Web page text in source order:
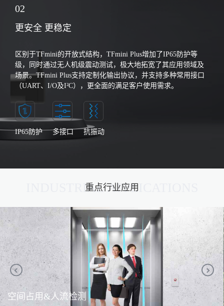
02
更安全 更稳定
区别于TFmini的开放式结构，TFmini Plus增加了IP65防护等
级，同时通过无人机级震动测试，极大地拓宽了其应用领域及
场景。TFmini Plus支持定制化输出协议，并支持多种常用接口
（UART、I/O及I²C），更全面的满足客户使用需求。
IP65防护 多接口 抗振动
重点行业应用
INDUSTRIAL APPLICATIONS
空间占用&人流检测